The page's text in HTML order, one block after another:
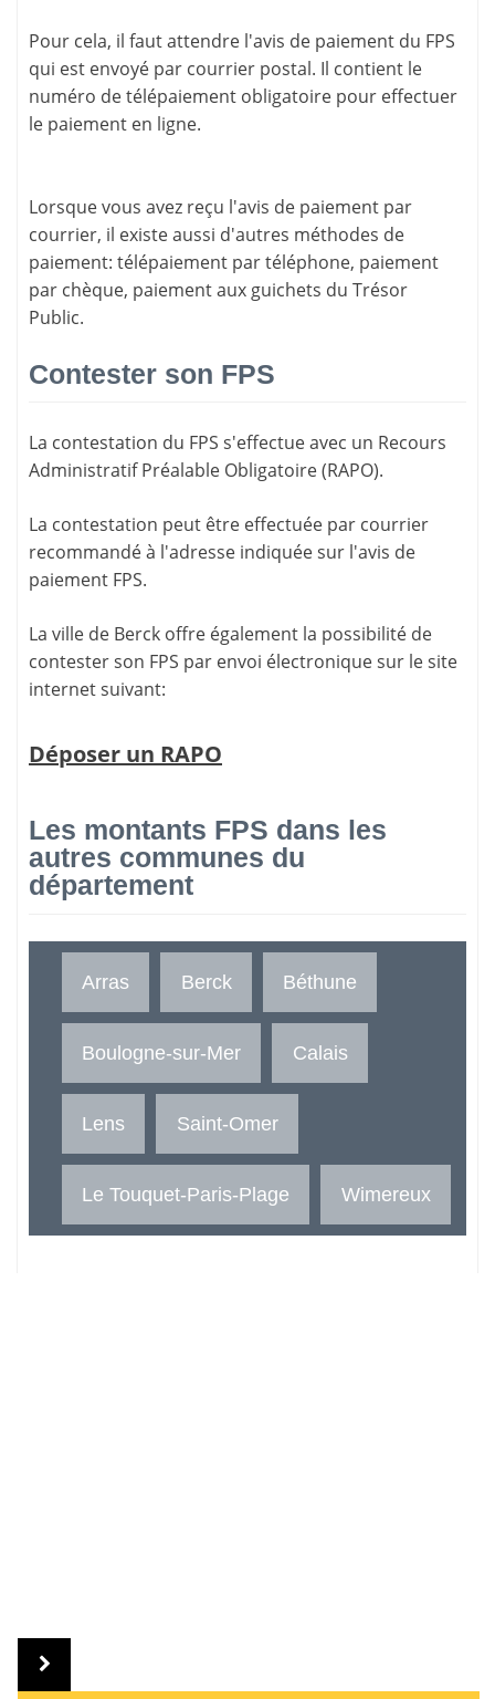
Pour cela, il faut attendre l'avis de paiement du FPS
qui est envoyé par courrier postal. Il contient le
numéro de télépaiement obligatoire pour effectuer
le paiement en ligne.
Lorsque vous avez reçu l'avis de paiement par
courrier, il existe aussi d'autres méthodes de
paiement: télépaiement par téléphone, paiement
par chèque, paiement aux guichets du Trésor
Public.
Contester son FPS
La contestation du FPS s'effectue avec un Recours
Administratif Préalable Obligatoire (RAPO).
La contestation peut être effectuée par courrier
recommandé à l'adresse indiquée sur l'avis de
paiement FPS.
La ville de Berck offre également la possibilité de
contester son FPS par envoi électronique sur le site
internet suivant:
Déposer un RAPO
Les montants FPS dans les
autres communes du
département
Arras Berck Béthune
Boulogne-sur-Mer Calais
Lens Saint-Omer
Le Touquet-Paris-Plage Wimereux